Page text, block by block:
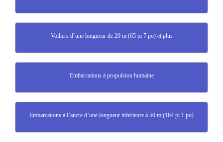
Voiliers d’une longueur de 20 m (65 pi 7 po) et plus
Embarcations à propulsion humaine
Embarcations à l’ancre d’une longueur inférieure à 50 m (164 pi 1 po)